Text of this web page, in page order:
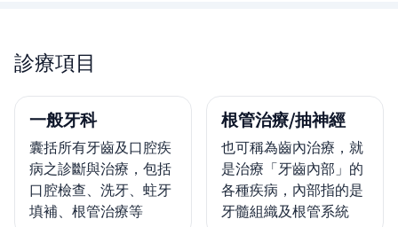
診療項目
一般牙科
囊括所有牙齒及口腔疾
病之診斷與治療，包括
口腔檢查、洗牙、蛀牙
填補、根管治療等
根管治療/抽神經
也可稱為齒內治療，就
是治療「牙齒內部」的
各種疾病，內部指的是
牙髓組織及根管系統